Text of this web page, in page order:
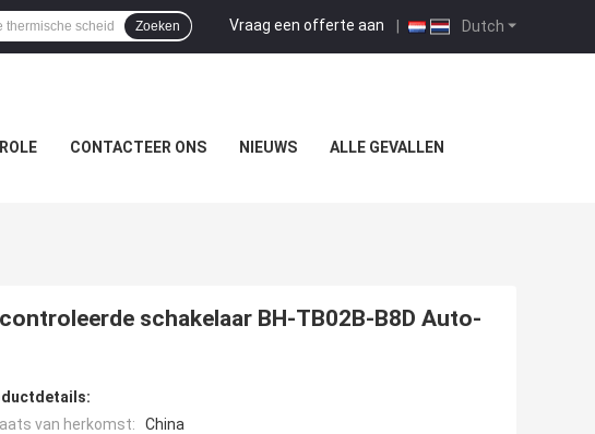
Dutch
Vraag een offerte aan |
Zoeken
CONTACTEER ONS NIEUWS ALLE GEVALLEN
schakelaar BH-TB02B-B8D Auto-
van herkomst:
China